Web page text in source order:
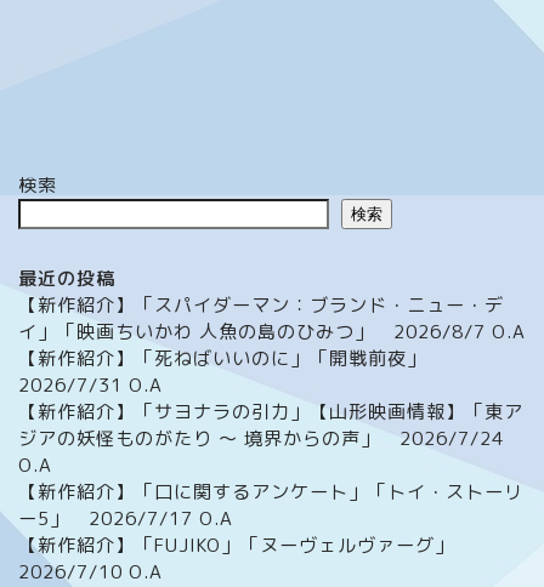
検索
検索
最近の投稿
【新作紹介】「スパイダーマン：ブランド・ニュー・デ
イ」「映画ちいかわ 人魚の島のひみつ」 2026/8/7 O.A
【新作紹介】「死ねばいいのに」「開戦前夜」
2026/7/31 O.A
【新作紹介】「サヨナラの引力」【山形映画情報】「東ア
ジアの妖怪ものがたり ～ 境界からの声」 2026/7/24
O.A
【新作紹介】「口に関するアンケート」「トイ・ストーリ
ー5」 2026/7/17 O.A
【新作紹介】「FUJIKO」「ヌーヴェルヴァーグ」
2026/7/10 O.A